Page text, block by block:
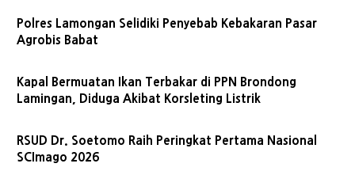
Polres Lamongan Selidiki Penyebab Kebakaran Pasar
Agrobis Babat
Kapal Bermuatan Ikan Terbakar di PPN Brondong
Lamingan, Diduga Akibat Korsleting Listrik
RSUD Dr. Soetomo Raih Peringkat Pertama Nasional
SCImago 2026